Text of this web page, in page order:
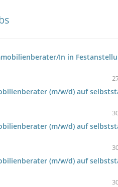
In in
(m/w/d) auf
(m/w/d) auf
(m/w/d) auf